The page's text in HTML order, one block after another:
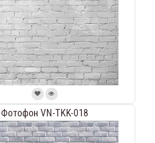
Фотофон VN-TKK-018